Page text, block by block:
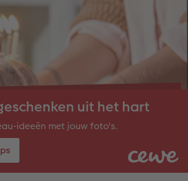
uit het hart
ideeën met jouw foto's.